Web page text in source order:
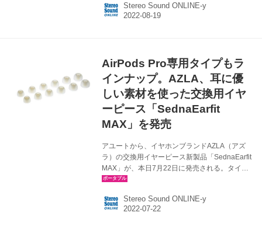
目的としたイヤープラグで、小さな音も遮音す
る「密閉モード」と、エアホールで空気循環を
ーズの付け替えが行なえるのも特徴となる。 会
場の状態・様子・遮音の仕方によってモードが
選べ、密閉モードでは、高周波等の小さな音を
遮音でき、最大...
Stereo Sound ONLINE-y
AirPods Pro専用タイプもラ
インナップ。AZLA、耳に優
しい素材を使った交換用イヤ
ーピース「SednaEarfit
MAX」を発売
アユートから、イヤホンブランドAZLA（アズ
ラ）の交換用イヤーピース新製品「SednaEarfit
MAX」が、本日7月22日に発売される。タイプ
別に「Standard」「for TWS」「for AirPods
ジは、各シリーズで、3サイズ各1ペア
（￥3,980税込）、1サイズ2ペア（￥2,980税
Stereo Sound ONLINE-y